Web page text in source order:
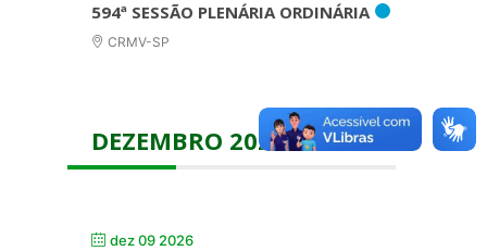
594ª SESSÃO PLENÁRIA ORDINÁRIA
CRMV-SP
DEZEMBRO 2026
dez 09 2026